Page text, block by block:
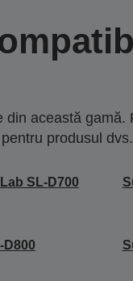
această gamă.
produsul dvs.
SL-D700